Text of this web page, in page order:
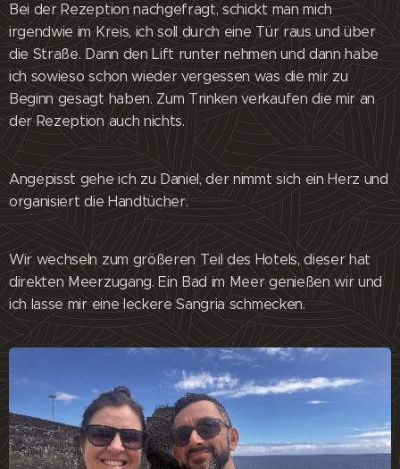
Bei der Rezeption nachgefragt, schickt man mich
irgendwie im Kreis, ich soll durch eine Tür raus und über
die Straße. Dann den Lift runter nehmen und dann habe
ich sowieso schon wieder vergessen was die mir zu
Beginn gesagt haben. Zum Trinken verkaufen die mir an
der Rezeption auch nichts.
Angepisst gehe ich zu Daniel, der nimmt sich ein Herz und
organisiert die Handtücher.
Wir wechseln zum größeren Teil des Hotels, dieser hat
direkten Meerzugang. Ein Bad im Meer genießen wir und
ich lasse mir eine leckere Sangria schmecken.